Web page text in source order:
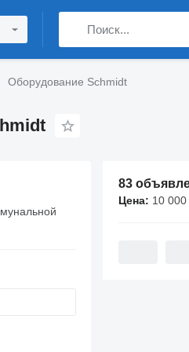
Оборудование Schmidt
83
Цена: 10 000